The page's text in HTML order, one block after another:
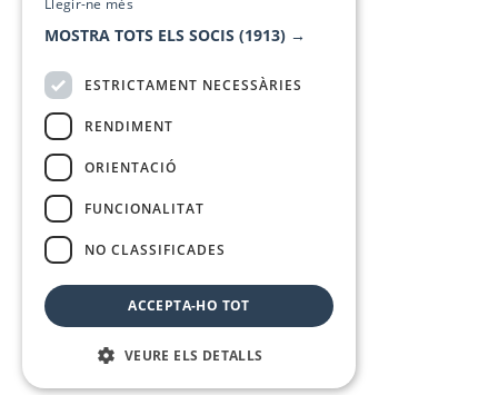
Llegir-ne més
MOSTRA TOTS ELS SOCIS (1913) →
ESTRICTAMENT NECESSÀRIES
RENDIMENT
ORIENTACIÓ
FUNCIONALITAT
NO CLASSIFICADES
ACCEPTA-HO TOT
VEURE ELS DETALLS